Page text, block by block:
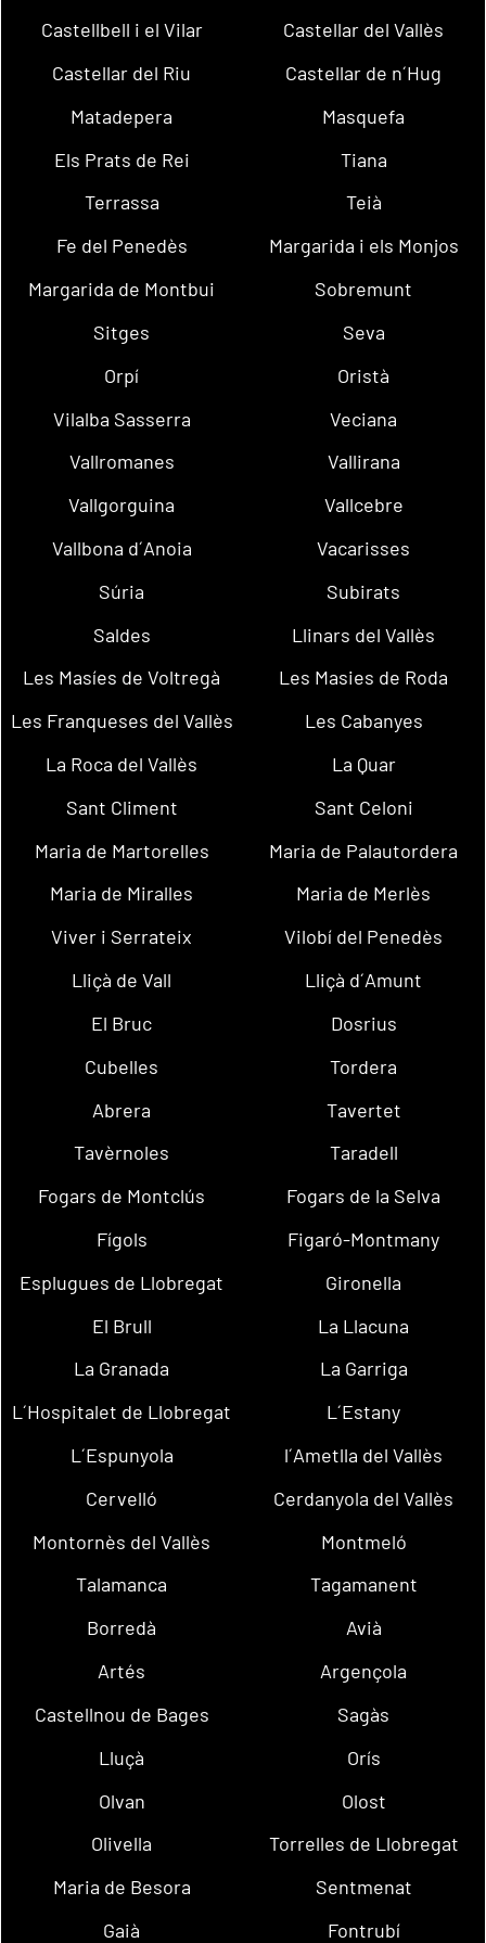
Castellbell i el Vilar
Castellar del Vallès
Castellar del Riu
Castellar de n´Hug
Matadepera
Masquefa
Els Prats de Rei
Tiana
Terrassa
Teià
Fe del Penedès
Margarida i els Monjos
Margarida de Montbui
Sobremunt
Sitges
Seva
Orpí
Oristà
Vilalba Sasserra
Veciana
Vallromanes
Vallirana
Vallgorguina
Vallcebre
Vallbona d´Anoia
Vacarisses
Súria
Subirats
Saldes
Llinars del Vallès
Les Masíes de Voltregà
Les Masies de Roda
Les Franqueses del Vallès
Les Cabanyes
La Roca del Vallès
La Quar
Sant Climent
Sant Celoni
Maria de Martorelles
Maria de Palautordera
Maria de Miralles
Maria de Merlès
Viver i Serrateix
Vilobí del Penedès
Lliçà de Vall
Lliçà d´Amunt
El Bruc
Dosrius
Cubelles
Tordera
Abrera
Tavertet
Tavèrnoles
Taradell
Fogars de Montclús
Fogars de la Selva
Fígols
Figaró-Montmany
Esplugues de Llobregat
Gironella
El Brull
La Llacuna
La Granada
La Garriga
L´Hospitalet de Llobregat
L´Estany
L´Espunyola
l´Ametlla del Vallès
Cervelló
Cerdanyola del Vallès
Montornès del Vallès
Montmeló
Talamanca
Tagamanent
Borredà
Avià
Artés
Argençola
Castellnou de Bages
Sagàs
Lluçà
Orís
Olvan
Olost
Olivella
Torrelles de Llobregat
Maria de Besora
Sentmenat
Gaià
Fontrubí